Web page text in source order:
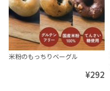
米粉のもっちりベーグル
¥292